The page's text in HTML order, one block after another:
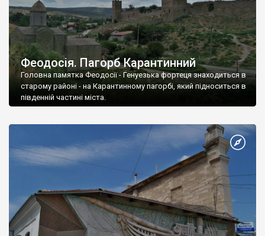
Феодосія. Пагорб Карантинний
Головна памятка Феодосії - Генуезька фортеця знаходиться в
старому районі - на Карантинному пагорбі, який підноситься в
південній частині міста.